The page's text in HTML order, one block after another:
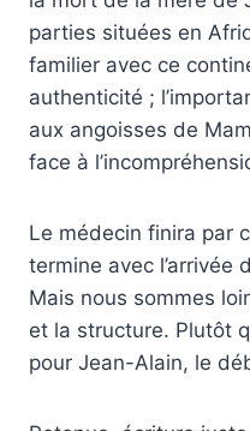
parties situées en
familier avec ce
authenticité ;
aux angoisses de
face à
Le médecin finira par
termine avec l’arrivée
Mais nous sommes
et la structure. Plutôt
pour Jean-Alain, le